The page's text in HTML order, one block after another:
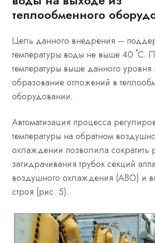
теплообменного
Цель данного внедрения –
температуры воды не выше 40 ˚С.
температуры выше данного уровня
образование отложений в
оборудовании.
Автоматизация процесса
температуры на обратном
охлаждении позволила сократить
загидрачивания трубок секций
воздушного охлаждения (АВО) и
строя (рис. 5).